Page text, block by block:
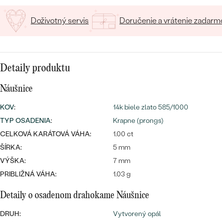
Najpredávanejšie
svadobné
PREZRIEŤ
DRAHOKAM
ZLATO
STRIEBRO
S DRAHOKAMAMI
S PERLAMI
PERSONALIZOVANÉ
SYMBOLICKÉ
MINIMALISTICKÉ
PODĽA PRÍLEŽITOSTI
PODĽA FARBY
CENOVO DOSTUPNÉ
Doživotný servis Doručenie a vrátenie
Detaily produktu
Náušnice
KOV:
14k biele zlato 585/1000
TYP OSADENIA:
Krapne (prongs)
CELKOVÁ KARÁTOVÁ VÁHA:
1.00 ct
ŠÍRKA:
5 mm
VÝŠKA:
7 mm
PRIBLIŽNÁ VÁHA:
1.03 g
Detaily o osadenom drahokame Náušnice
DRUH:
Vytvorený opál